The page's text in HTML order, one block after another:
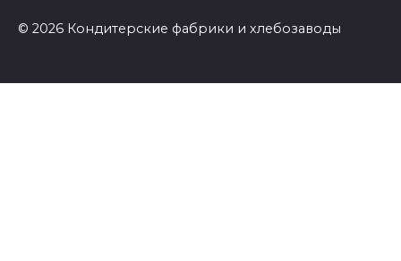
© 2026 Кондитерские фабрики и хлебозаводы